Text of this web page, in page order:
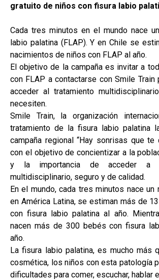
gratuito de niños con fisura labio
Cada tres minutos en el mundo nace
labio palatina (FLAP). Y en Chile se
nacimientos de niños con FLAP al año.
El objetivo de la campaña es invitar a
con FLAP a contactarse con Smile Train
acceder al tratamiento
necesiten.
Smile Train, la organización
tratamiento de la fisura labio palatina
campaña regional “Hay sonrisas que te
con el objetivo de concientizar a la
y la importancia de acceder a
multidisciplinario, seguro y de calidad.
En el mundo, cada tres minutos nace un
en América Latina, se estiman más de
con fisura labio palatina al año.
nacen más de 300 bebés con fisura
año.
La fisura labio palatina, es mucho más
cosmética, los niños con esta patología
dificultades para comer, escuchar, hablar